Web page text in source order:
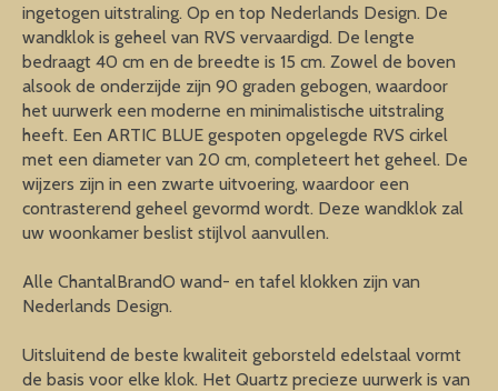
ingetogen uitstraling. Op en top Nederlands Design. De
wandklok is geheel van RVS vervaardigd. De lengte
bedraagt 40 cm en de breedte is 15 cm. Zowel de boven
alsook de onderzijde zijn 90 graden gebogen, waardoor
het uurwerk een moderne en minimalistische uitstraling
heeft. Een ARTIC BLUE gespoten opgelegde RVS cirkel
met een diameter van 20 cm, completeert het geheel. De
wijzers zijn in een zwarte uitvoering, waardoor een
contrasterend geheel gevormd wordt. Deze wandklok zal
uw woonkamer beslist stijlvol aanvullen.
Alle ChantalBrandO wand- en tafel klokken zijn van
Nederlands Design.
Uitsluitend de beste kwaliteit geborsteld edelstaal vormt
de basis voor elke klok. Het Quartz precieze uurwerk is van